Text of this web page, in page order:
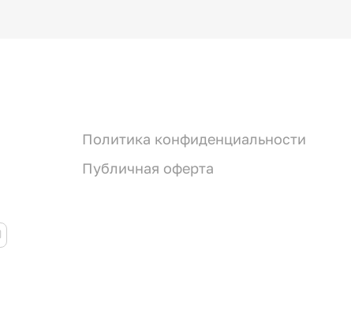
Политика конфиденциальности
Публичная оферта